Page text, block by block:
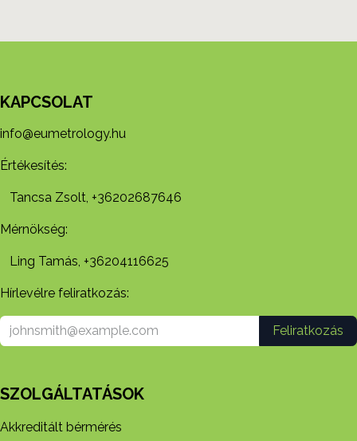
KAPCSOLAT
info@eumetrology.hu
Értékesítés:
Tancsa Zsolt, +36202687646
Mérnökség:
Ling Tamás, +36204116625
Hírlevélre feliratkozás:
Feliratkozás
SZOLGÁLTATÁSOK
Akkreditált bérmérés